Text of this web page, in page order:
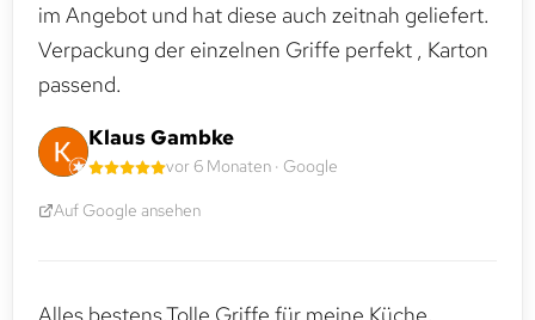
im Angebot und hat diese auch zeitnah geliefert.
Verpackung der einzelnen Griffe perfekt , Karton
passend.
Klaus Gambke
vor 6 Monaten · Google
Auf Google ansehen
Alles bestens.Tolle Griffe für meine Küche.